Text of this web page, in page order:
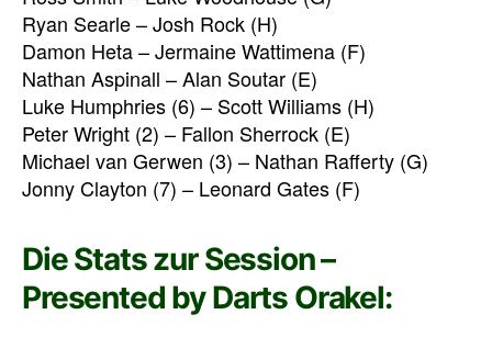
Ryan Searle – Josh Rock (H)
Damon Heta – Jermaine Wattimena (F)
Nathan Aspinall – Alan Soutar (E)
Luke Humphries (6) – Scott Williams (H)
Peter Wright (2) – Fallon Sherrock (E)
Michael van Gerwen (3) – Nathan Rafferty (G)
Jonny Clayton (7) – Leonard Gates (F)
Die Stats zur Session –
Presented by Darts Orakel: